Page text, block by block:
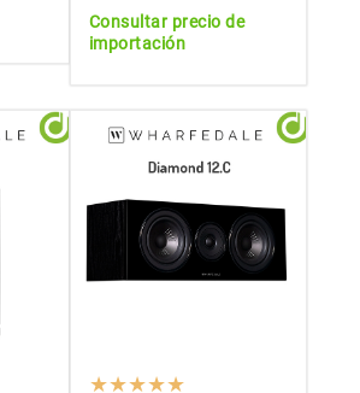
Consultar precio de
importación